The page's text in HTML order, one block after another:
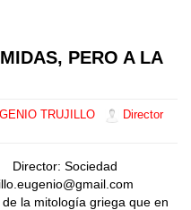
PERO A LA
TRUJILLO
Director
Sociedad
la mitología griega que en